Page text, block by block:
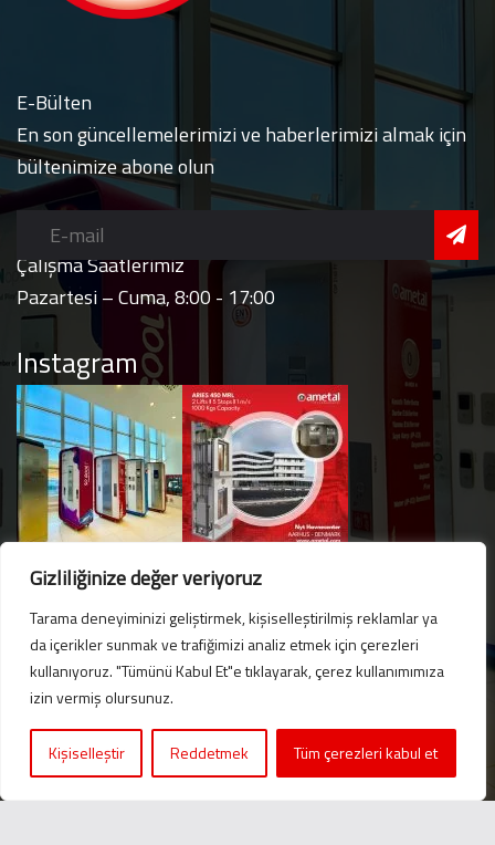
Gizliliğinize değer veriyoruz
Tarama deneyiminizi geliştirmek, kişiselleştirilmiş reklamlar ya
da içerikler sunmak ve trafiğimizi analiz etmek için çerezleri
kullanıyoruz. "Tümünü Kabul Et"e tıklayarak, çerez kullanımımıza
izin vermiş olursunuz.
Kişiselleştir Reddetmek Tüm çerezleri kabul et
E-Bülten
En son güncellemelerimizi ve haberlerimizi almak için
bültenimize abone olun
Çalışma Saatlerimiz
Pazartesi – Cuma, 8:00 - 17:00
Instagram
Hello. Got questions?
Let's talk on WhatsApp!